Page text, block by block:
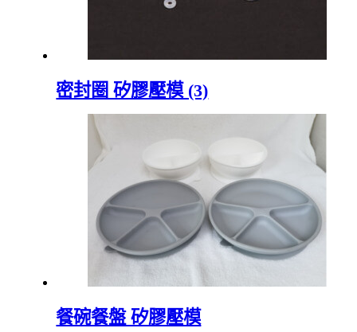
密封圈 矽膠壓模 (3)
餐碗餐盤 矽膠壓模